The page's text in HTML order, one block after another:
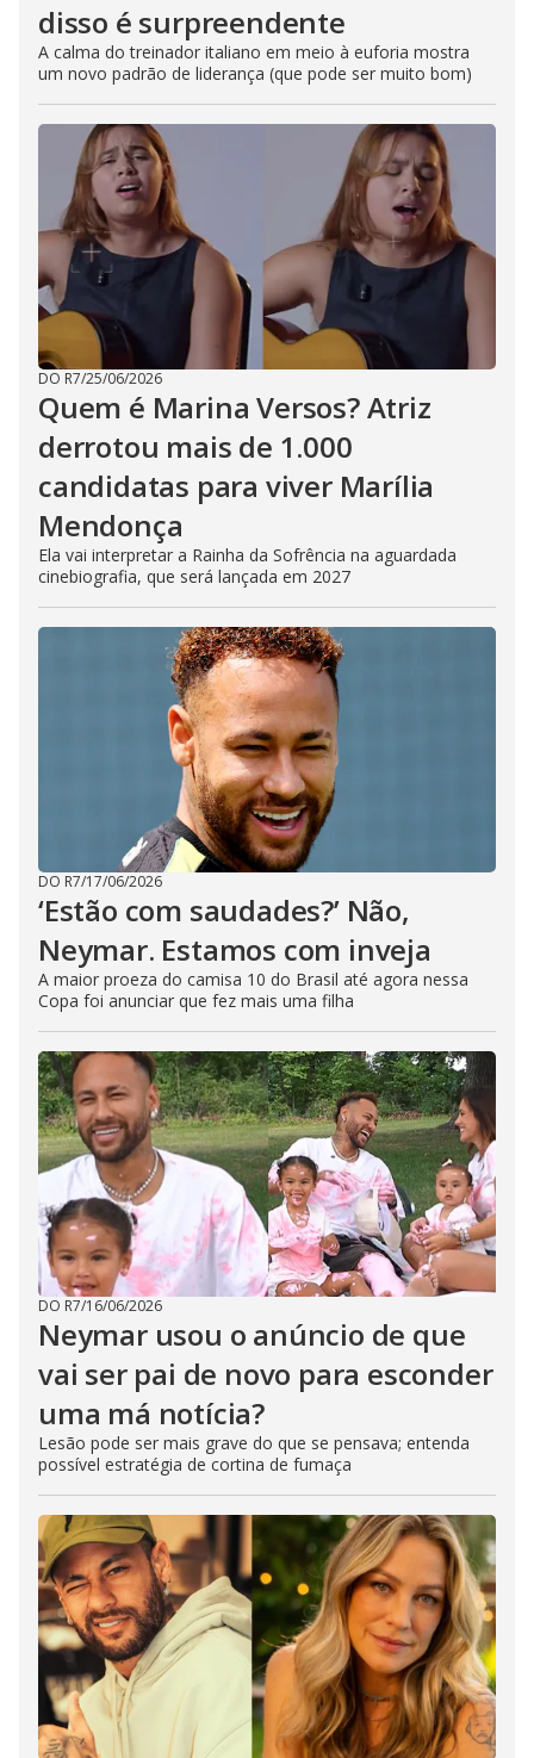
disso é surpreendente
A calma do treinador italiano em meio à euforia mostra
um novo padrão de liderança (que pode ser muito bom)
DO R7/25/06/2026
Quem é Marina Versos? Atriz
derrotou mais de 1.000
candidatas para viver Marília
Mendonça
Ela vai interpretar a Rainha da Sofrência na aguardada
cinebiografia, que será lançada em 2027
DO R7/17/06/2026
‘Estão com saudades?’ Não,
Neymar. Estamos com inveja
A maior proeza do camisa 10 do Brasil até agora nessa
Copa foi anunciar que fez mais uma filha
DO R7/16/06/2026
Neymar usou o anúncio de que
vai ser pai de novo para esconder
uma má notícia?
Lesão pode ser mais grave do que se pensava; entenda
possível estratégia de cortina de fumaça